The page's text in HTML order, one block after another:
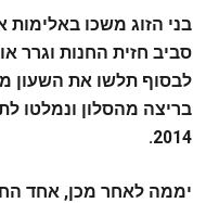
בני הזוג משכו באלימות
סביב חזית החנות וגרר
לבסוף תלשו את השעון
בריצה מהסלון ונמלטו
2014.
יממה לאחר מכן, אחד